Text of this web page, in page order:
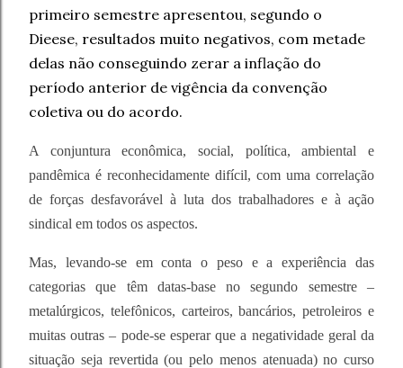
primeiro semestre apresentou, segundo o
Dieese, resultados muito negativos, com metade
delas não conseguindo zerar a inflação do
período anterior de vigência da convenção
coletiva ou do acordo.
A conjuntura econômica, social, política, ambiental e
pandêmica é reconhecidamente difícil, com uma correlação
de forças desfavorável à luta dos trabalhadores e à ação
sindical em todos os aspectos.
Mas, levando-se em conta o peso e a experiência das
categorias que têm datas-base no segundo semestre –
metalúrgicos, telefônicos, carteiros, bancários, petroleiros e
muitas outras – pode-se esperar que a negatividade geral da
situação seja revertida (ou pelo menos atenuada) no curso